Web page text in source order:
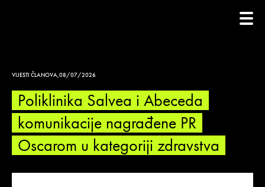
VIJESTI ČLANOVA,08/07/2026
Poliklinika Salvea i Abeceda
komunikacije nagrađene PR
Oscarom u kategoriji zdravstva